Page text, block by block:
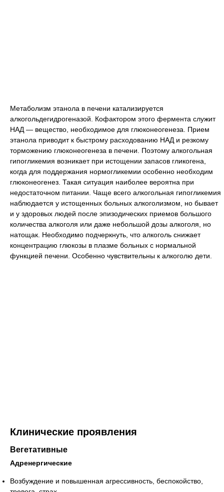
Метаболизм этанола в печени катализируется
алкогольдегидрогеназой. Кофактором этого фермента служит
НАД — вещество, необходимое для глюконеогенеза. Прием
этанола приводит к быстрому расходованию НАД и резкому
торможению глюконеогенеза в печени. Поэтому алкогольная
гипогликемия возникает при истощении запасов гликогена,
когда для поддержания нормогликемии особенно необходим
глюконеогенез. Такая ситуация наиболее вероятна при
недостаточном питании. Чаще всего алкогольная гипогликемия
наблюдается у истощенных больных алкоголизмом, но бывает
и у здоровых людей после эпизодических приемов большого
количества алкоголя или даже небольшой дозы алкоголя, но
натощак. Необходимо подчеркнуть, что алкоголь снижает
концентрацию глюкозы в плазме больных с нормальной
функцией печени. Особенно чувствительны к алкоголю дети.
Клинические проявления
Вегетативные
Адренергические
Возбуждение и повышенная агрессивность, беспокойство,